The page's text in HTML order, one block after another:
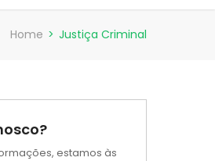
Home > Justiça Criminal
estamos às